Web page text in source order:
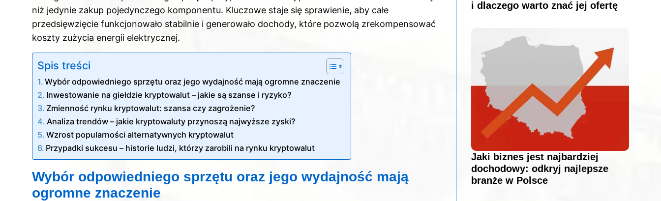
niż jedynie zakup pojedynczego komponentu. Kluczowe staje się sprawienie, aby całe
przedsięwzięcie funkcjonowało stabilnie i generowało dochody, które pozwolą zrekompensować
koszty zużycia energii elektrycznej.
Spis treści
Wybór odpowiedniego sprzętu oraz jego wydajność mają ogromne znaczenie
Inwestowanie na giełdzie kryptowalut – jakie są szanse i ryzyko?
Zmienność rynku kryptowalut: szansa czy zagrożenie?
Analiza trendów – jakie kryptowaluty przynoszą najwyższe zyski?
Wzrost popularności alternatywnych kryptowalut
Przypadki sukcesu – historie ludzi, którzy zarobili na rynku kryptowalut
Wybór odpowiedniego sprzętu oraz jego wydajność mają
ogromne znaczenie
i dlaczego warto znać jej ofertę
Jaki biznes jest najbardziej
dochodowy: odkryj najlepsze
branże w Polsce